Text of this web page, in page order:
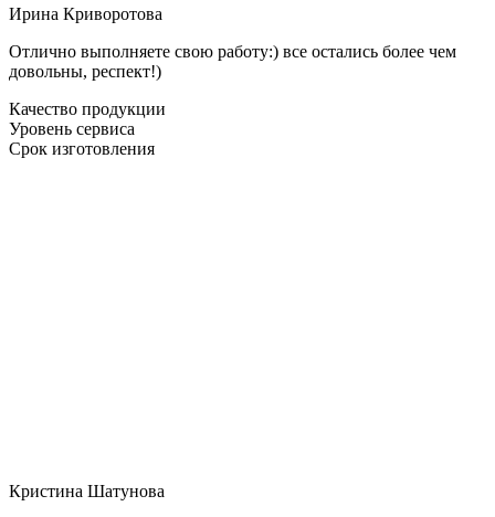
Ирина Криворотова
Отлично выполняете свою работу:) все остались более чем
довольны, респект!)
Качество продукции
Уровень сервиса
Срок изготовления
Кристина Шатунова